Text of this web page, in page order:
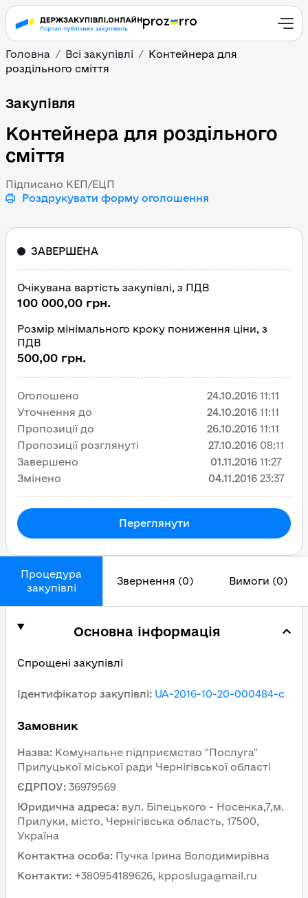
Головна Всі закупівлі
Контейнера для
роздільного сміття
Контейнера для
Закупівля
Контейнера для роздільного
сміття
Підписано КЕП/ЕЦП
Роздрукувати форму оголошення
Процедура
закупівлі
Звернення (0) Вимоги (0)
Основна інформація
Спрощені закупівлі
Ідентифікатор закупівлі: UA-2016-10-20-000484-c
Замовник
Назва: Комунальне підприємство "Послуга"
Прилуцької міської ради Чернігівської області
ЄДРПОУ: 36979569
Юридична адреса: вул. Білецького - Носенка,7,м.
Прилуки, місто, Чернігівська область, 17500,
Україна
Контактна особа: Пучка Ірина Володимирівна
Контакти: +380954189626, kpposluga@mail.ru
ЗАВЕРШЕНА
Очікувана вартість закупівлі, з ПДВ
100 000,00 грн.
Розмір мінімального кроку пониження ціни, з
ПДВ
500,00 грн.
Оголошено 24.10.2016 11:11
Уточнення до
24.10.2016 11:11
Пропозиції до
26.10.2016 11:11
Пропозиції розглянуті
27.10.2016 08:11
Завершено
01.11.2016 11:27
Змінено
04.11.2016 23:37
Переглянути